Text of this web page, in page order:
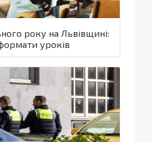
року на Львівщині:
уроків